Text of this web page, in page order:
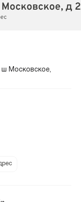
д
ш Московское,